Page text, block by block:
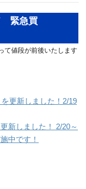
緊急買
て値段が前後いたします
更新しました！2/19
新しました！ 2/20～
中です！